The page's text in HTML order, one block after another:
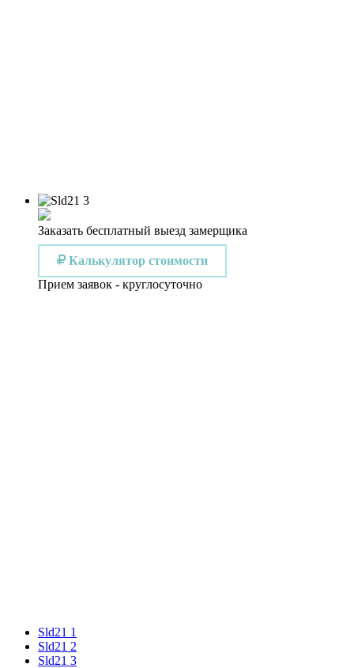
Заказать бесплатный выезд замерщика
Калькулятор стоимости
Прием заявок - круглосуточно
Sld21 1
Sld21 2
Sld21 3